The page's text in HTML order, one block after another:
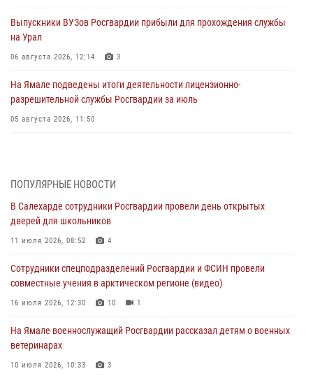
Выпускники ВУЗов Росгвардии прибыли для прохождения службы
на Урал
06 августа 2026, 12:14 3
На Ямале подведены итоги деятельности лицензионно-
разрешительной службы Росгвардии за июль
05 августа 2026, 11:50
03 августа 2026, 07:21 2
Генерал-полковник Юрий Аверин выступил на Всероссийском
молодёжном образовательном форуме «Территория смыслов»
03 августа 2026, 06:54
Директор Росгвардии Герой России генерал армии Виктор Золотов
поздравил специалистов подразделений тыла с профессиональным
праздником
Сотрудники СОБР «Варк» повышают боевое мастерство на Ямале
30 июля 2026, 09:34 1
ПОПУЛЯРНЫЕ НОВОСТИ
В Салехарде сотрудники Росгвардии провели день открытых
дверей для школьников
11 июля 2026, 08:52 4
Сотрудники спецподразделений Росгвардии и ФСИН провели
совместные учения в арктическом регионе (видео)
16 июля 2026, 12:30 10 1
На Ямале военнослужащий Росгвардии рассказал детям о военных
ветеринарах
10 июля 2026, 10:33 3